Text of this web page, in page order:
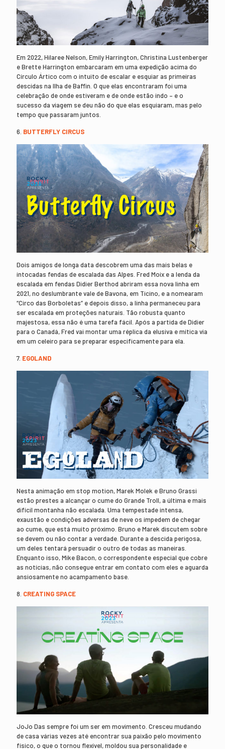
Em 2022, Hilaree Nelson, Emily Harrington, Christina Lustenberger
e Brette Harrington embarcaram em uma expedição acima do
Círculo Ártico com o intuito de escalar e esquiar as primeiras
descidas na Ilha de Baffin. O que elas encontraram foi uma
celebração de onde estiveram e de onde estão indo – e o
sucesso da viagem se deu não do que elas esquiaram, mas pelo
tempo que passaram juntos.
6. BUTTERFLY CIRCUS
Dois amigos de longa data descobrem uma das mais belas e
intocadas fendas de escalada das Alpes. Fred Moix e a lenda da
escalada em fendas Didier Berthod abriram essa nova linha em
2021, no deslumbrante vale de Bavona, em Ticino, e a nomearam
“Circo das Borboletas” e depois disso, a linha permaneceu para
ser escalada em proteções naturais. Tão robusta quanto
majestosa, essa não é uma tarefa fácil. Após a partida de Didier
para o Canadá, Fred vai montar uma réplica da elusiva e mítica via
em um celeiro para se preparar especificamente para ela.
7. EGOLAND
Nesta animação em stop motion, Marek Molek e Bruno Grassi
estão prestes a alcançar o cume do Grande Troll, a última e mais
difícil montanha não escalada. Uma tempestade intensa,
exaustão e condições adversas de neve os impedem de chegar
ao cume, que está muito próximo. Bruno e Marek discutem sobre
se devem ou não contar a verdade. Durante a descida perigosa,
um deles tentará persuadir o outro de todas as maneiras.
Enquanto isso, Mike Bacon, o correspondente especial que cobre
as notícias, não consegue entrar em contato com eles e aguarda
ansiosamente no acampamento base.
8. CREATING SPACE
JoJo Das sempre foi um ser em movimento. Cresceu mudando
de casa várias vezes até encontrar sua paixão pelo movimento
físico, o que o tornou flexível, moldou sua personalidade e